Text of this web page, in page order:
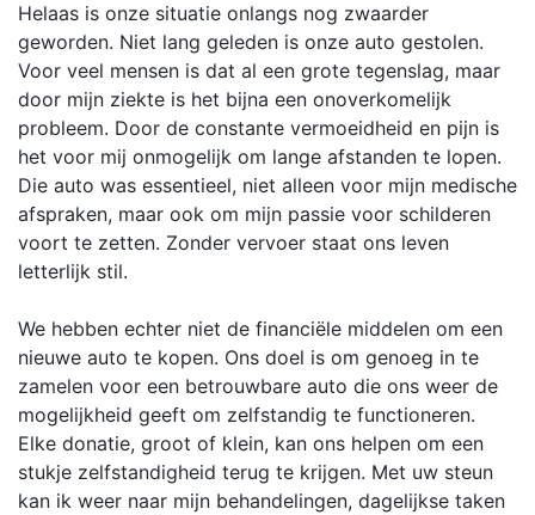
Helaas is onze situatie onlangs nog zwaarder
geworden. Niet lang geleden is onze auto gestolen.
Voor veel mensen is dat al een grote tegenslag, maar
door mijn ziekte is het bijna een onoverkomelijk
probleem. Door de constante vermoeidheid en pijn is
het voor mij onmogelijk om lange afstanden te lopen.
Die auto was essentieel, niet alleen voor mijn medische
afspraken, maar ook om mijn passie voor schilderen
voort te zetten. Zonder vervoer staat ons leven
letterlijk stil.
We hebben echter niet de financiële middelen om een
nieuwe auto te kopen. Ons doel is om genoeg in te
zamelen voor een betrouwbare auto die ons weer de
mogelijkheid geeft om zelfstandig te functioneren.
Elke donatie, groot of klein, kan ons helpen om een
stukje zelfstandigheid terug te krijgen. Met uw steun
kan ik weer naar mijn behandelingen, dagelijkse taken